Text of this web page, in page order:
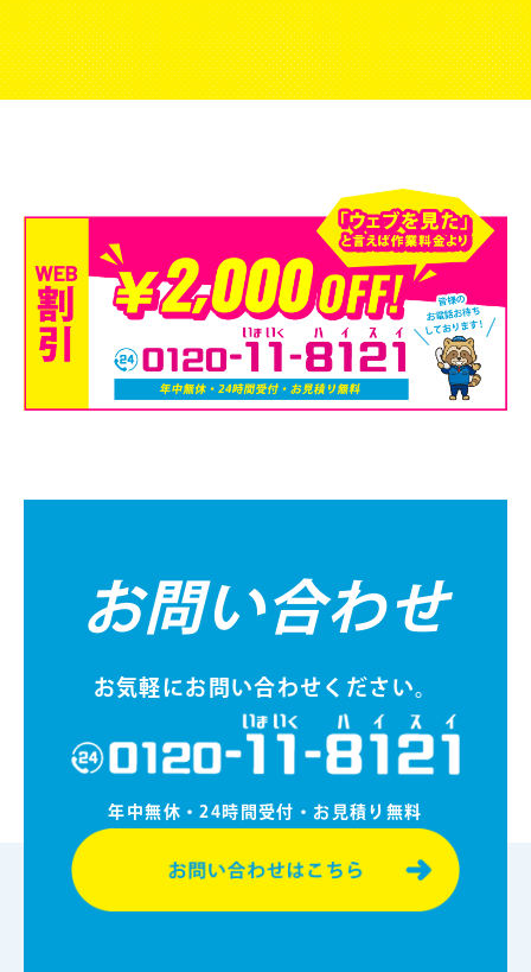
お問い合わせ
お気軽にお問い合わせください。
年中無休・24時間受付・お⾒積り無料